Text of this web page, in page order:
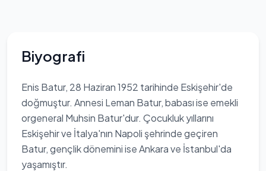
Biyografi
Enis Batur, 28 Haziran 1952 tarihinde Eskişehir'de
doğmuştur. Annesi Leman Batur, babası ise emekli
orgeneral Muhsin Batur'dur. Çocukluk yıllarını
Eskişehir ve İtalya'nın Napoli şehrinde geçiren
Batur, gençlik dönemini ise Ankara ve İstanbul'da
yaşamıştır.